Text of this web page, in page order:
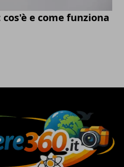
e come funziona